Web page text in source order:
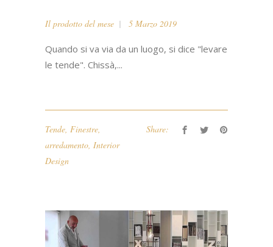
Il prodotto del mese 5 Marzo 2019
Quando si va via da un luogo, si dice "levare
le tende". Chissà,...
Tende Finestre
arredamento Interior
Design
Share: